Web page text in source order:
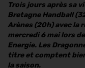
Trois jours après sa
Bretagne Handball
Arènes (20h) avec la
mercredi 6 mai lors
Energie. Les
titre et comptent
la saison.